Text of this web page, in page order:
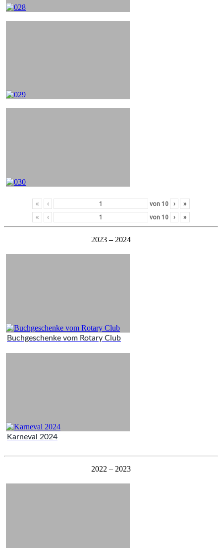
« ‹ von 10 › »
« ‹ von 10 › »
2023 – 2024
Buchgeschenke vom Rotary Club
Karneval 2024
2022 – 2023